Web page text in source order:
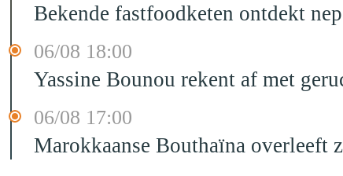
Bekende fastfoodketen ontdekt
06/08 18:00
Yassine Bounou rekent af met
06/08 17:00
Marokkaanse Bouthaïna overleeft